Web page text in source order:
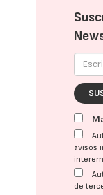
avisos
de